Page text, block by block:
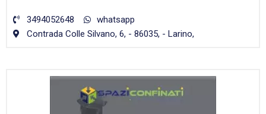
3494052648
whatsapp
Contrada Colle Silvano, 6, - 86035, - Larino,